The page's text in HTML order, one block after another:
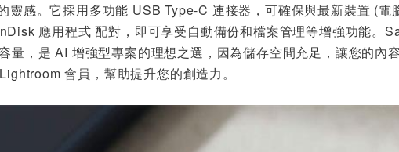
靈感。它採用多功能 USB Type-C 連接器，可確保與最新裝置 (電
應用程式 配對，即可享受自動備份和檔案管理等增強功能。
量，是 AI 增強型專案的理想之選，因為儲存空間充足，讓您的內
會員，幫助提升您的創造力。